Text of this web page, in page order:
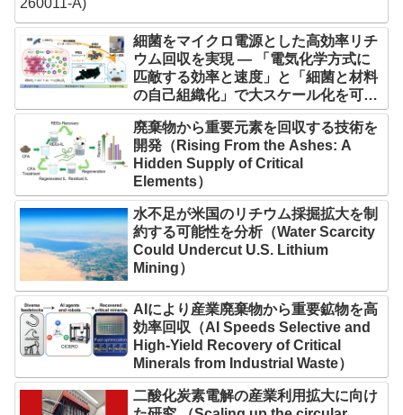
細菌をマイクロ電源とした高効率リチ
ウム回収を実現 — 「電気化学方式に
匹敵する効率と速度」と「細菌と材料
の自己組織化」で大スケール化を可能
に —
廃棄物から重要元素を回収する技術を
開発（Rising From the Ashes: A
Hidden Supply of Critical
Elements）
水不足が米国のリチウム採掘拡大を制
約する可能性を分析（Water Scarcity
Could Undercut U.S. Lithium
Mining）
AIにより産業廃棄物から重要鉱物を高
効率回収（AI Speeds Selective and
High-Yield Recovery of Critical
Minerals from Industrial Waste）
二酸化炭素電解の産業利用拡大に向け